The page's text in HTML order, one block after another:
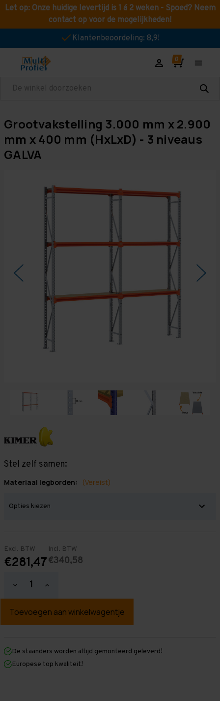
Let op: Onze huidige levertijd is 1 á 2 weken - Spoed? Neem
contact op voor de mogelijkheden!
Klantenbeoordeling: 8,9!
Zoeken
Grootvakstelling 3.000 mm x 2.900
mm x 400 mm (HxLxD) - 3 niveaus
GALVA
Stel zelf samen:
Materiaal legborden: (Vereist)
Excl. BTW
€281,47
Incl. BTW
€340,58
Hoeveelheid
verlagen
Grootvakstelling
mm
mm
x
400
Hoeveelheid
verhogen
Grootvakstelling
mm
mm
400
De staanders worden altijd gemonteerd geleverd!
Europese top kwaliteit!